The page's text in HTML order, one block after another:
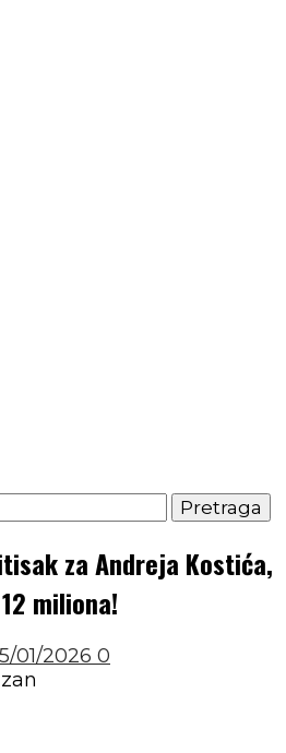
za Andreja Kostića,
miliona!
01/2026 0